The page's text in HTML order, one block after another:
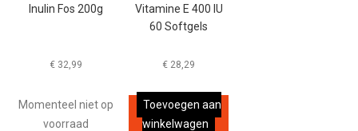
Inulin Fos 200g
€ 32,99
Momenteel niet op
voorraad
Vitamine E 400 IU
60 Softgels
€ 28,29
Toevoegen aan
winkelwagen